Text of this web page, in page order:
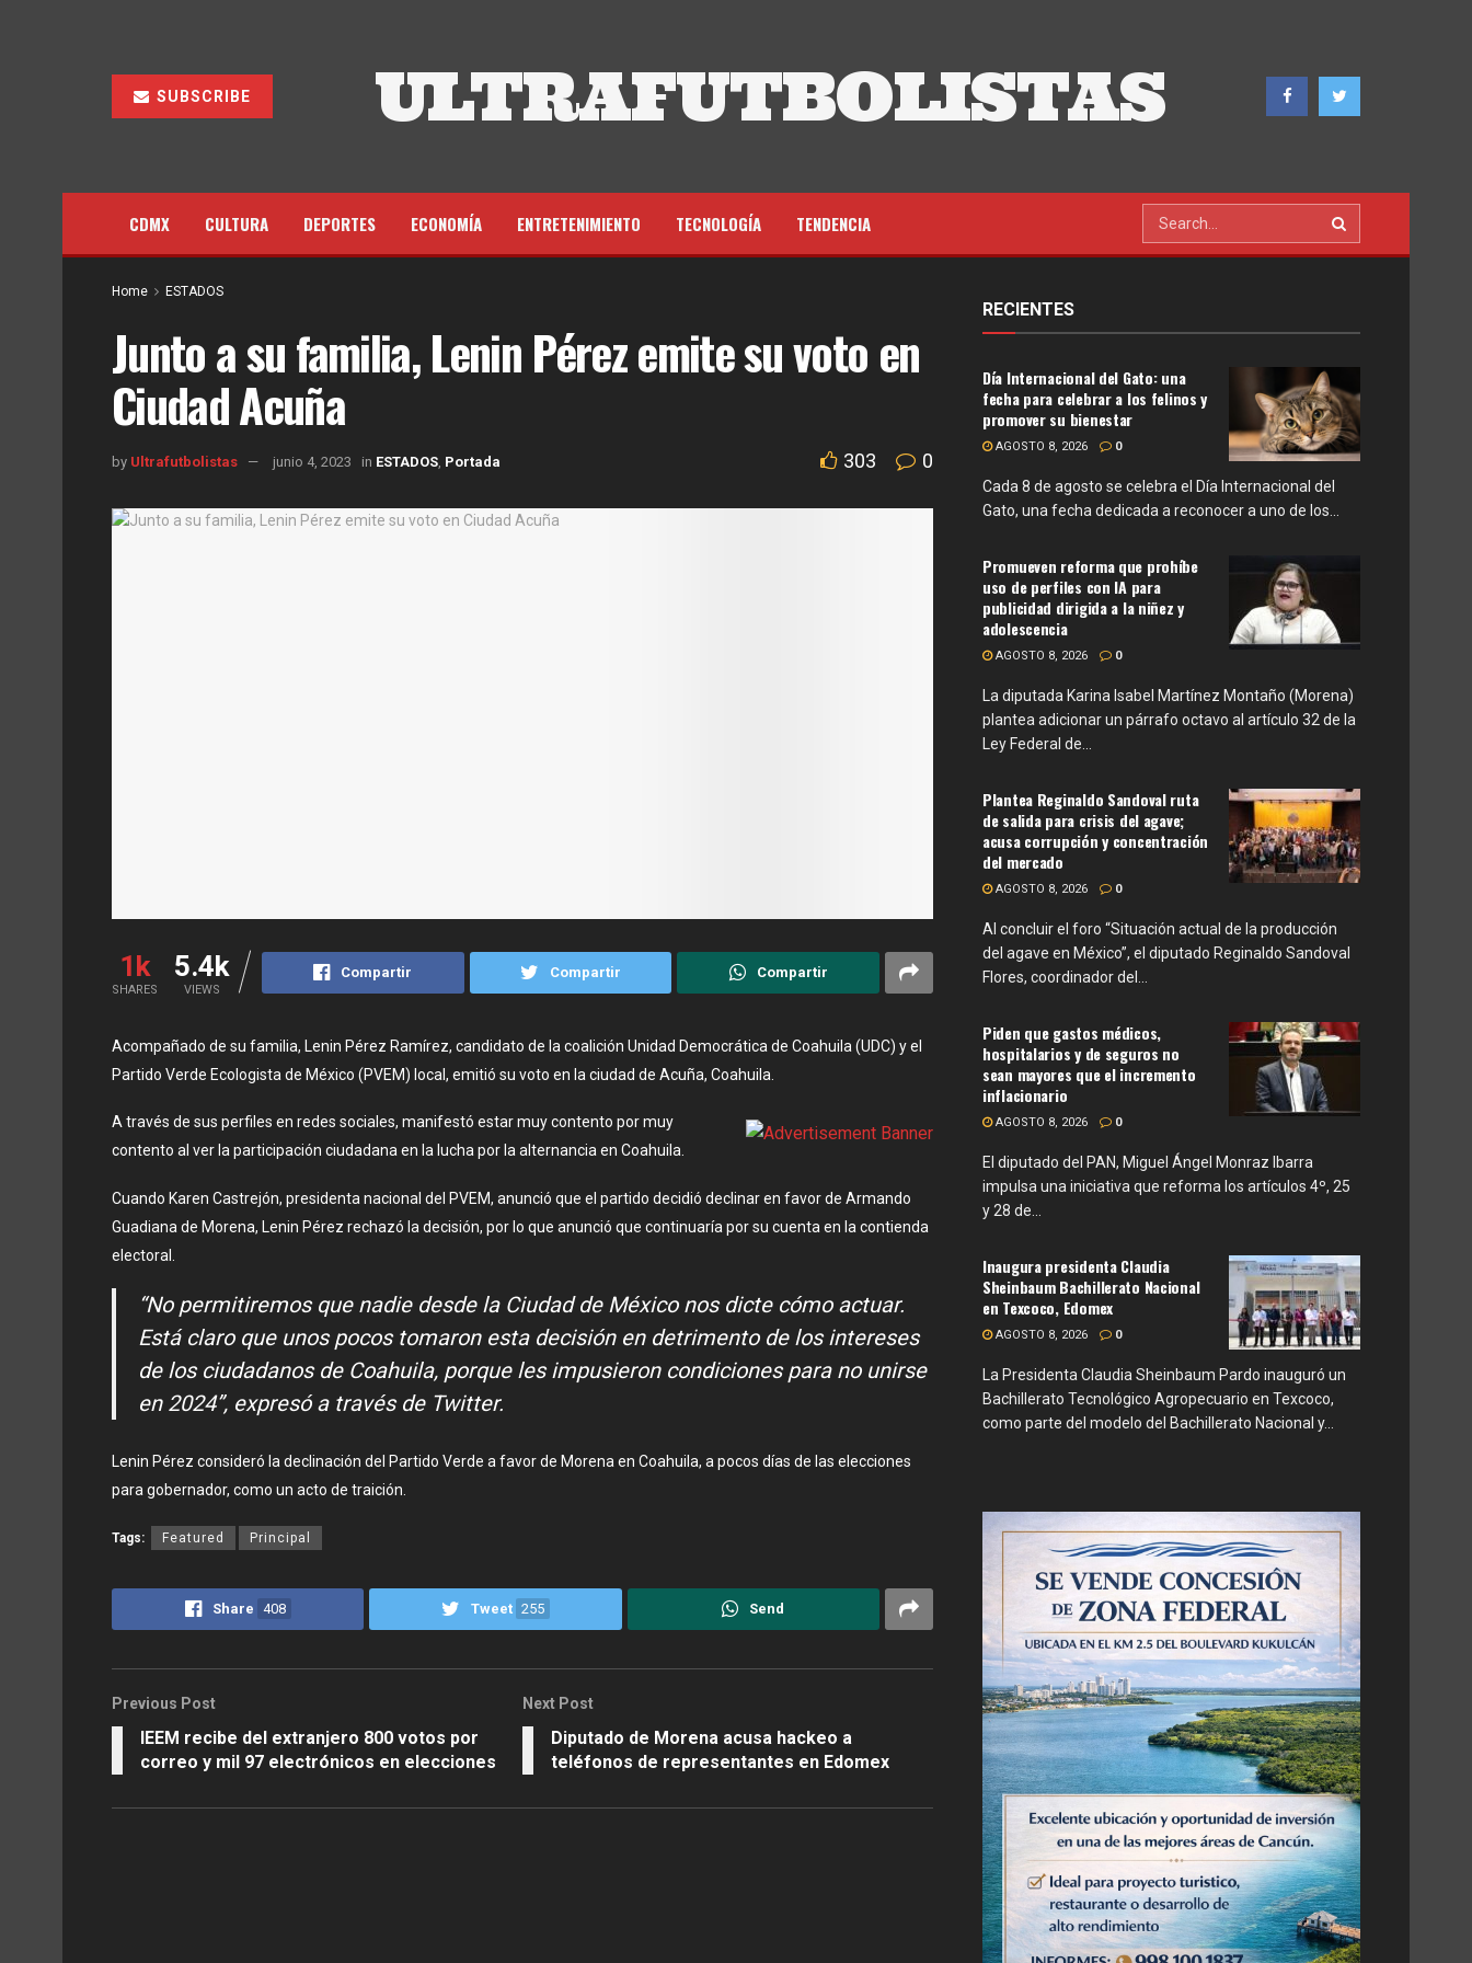
SUBSCRIBE ULTRAFUTBOLISTAS
CDMX CULTURA DEPORTES ECONOMÍA ENTRETENIMIENTO TECNOLOGÍA TENDENCIA
Home ESTADOS
Junto a su familia, Lenin Pérez emite su voto en
Ciudad Acuña
by Ultrafutbolistas junio 4, 2023 in ESTADOS Portada 303 0
1k
SHARES
5.4k
VIEWS
Compartir Compartir Compartir
Acompañado de su familia, Lenin Pérez Ramírez, candidato de la coalición Unidad Democrática de Coahuila (UDC) y el
Partido Verde Ecologista de México (PVEM) local, emitió su voto en la ciudad de Acuña, Coahuila.
A través de sus perfiles en redes sociales, manifestó estar muy contento por muy
contento al ver la participación ciudadana en la lucha por la alternancia en Coahuila.
Cuando Karen Castrejón, presidenta nacional del PVEM, anunció que el partido decidió declinar en favor de Armando
Guadiana de Morena, Lenin Pérez rechazó la decisión, por lo que anunció que continuaría por su cuenta en la contienda
electoral.
“No permitiremos que nadie desde la Ciudad de México nos dicte cómo actuar.
Está claro que unos pocos tomaron esta decisión en detrimento de los intereses
de los ciudadanos de Coahuila, porque les impusieron condiciones para no unirse
en 2024”, expresó a través de Twitter.
Lenin Pérez consideró la declinación del Partido Verde a favor de Morena en Coahuila, a pocos días de las elecciones
para gobernador, como un acto de traición.
Tags: Featured Principal
Share 408 Tweet 255 Send
Previous Post
IEEM recibe del extranjero 800 votos por
correo y mil 97 electrónicos en elecciones
Next Post
Diputado de Morena acusa hackeo a
teléfonos de representantes en Edomex
RECIENTES
Día Internacional del Gato: una
fecha para celebrar a los felinos y
promover su bienestar
AGOSTO 8, 2026 0
Cada 8 de agosto se celebra el Día Internacional del
Gato, una fecha dedicada a reconocer a uno de los...
Promueven reforma que prohíbe
uso de perfiles con IA para
publicidad dirigida a la niñez y
adolescencia
AGOSTO 8, 2026 0
La diputada Karina Isabel Martínez Montaño (Morena)
plantea adicionar un párrafo octavo al artículo 32 de la
Ley Federal de...
Plantea Reginaldo Sandoval ruta
de salida para crisis del agave;
acusa corrupción y concentración
del mercado
AGOSTO 8, 2026 0
Al concluir el foro “Situación actual de la producción
del agave en México”, el diputado Reginaldo Sandoval
Flores, coordinador del...
Piden que gastos médicos,
hospitalarios y de seguros no
sean mayores que el incremento
inflacionario
AGOSTO 8, 2026 0
El diputado del PAN, Miguel Ángel Monraz Ibarra
impulsa una iniciativa que reforma los artículos 4º, 25
y 28 de...
Inaugura presidenta Claudia
Sheinbaum Bachillerato Nacional
en Texcoco, Edomex
AGOSTO 8, 2026 0
La Presidenta Claudia Sheinbaum Pardo inauguró un
Bachillerato Tecnológico Agropecuario en Texcoco,
como parte del modelo del Bachillerato Nacional y...